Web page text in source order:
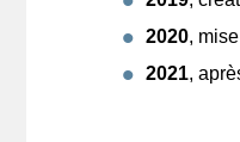
2020,
2021,